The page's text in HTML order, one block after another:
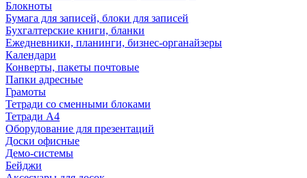
Блокноты
Бумага для записей, блоки для записей
Бухгалтерские книги, бланки
Ежедневники, планинги, бизнес-органайзеры
Календари
Конверты, пакеты почтовые
Папки адресные
Грамоты
Тетради со сменными блоками
Тетради А4
Оборудование для презентаций
Доски офисные
Демо-системы
Бейджи